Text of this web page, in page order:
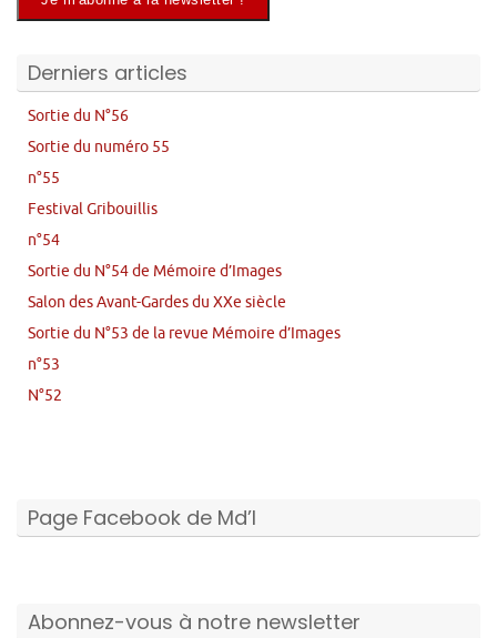
Derniers articles
Sortie du N°56
Sortie du numéro 55
n°55
Festival Gribouillis
n°54
Sortie du N°54 de Mémoire d’Images
Salon des Avant-Gardes du XXe siècle
Sortie du N°53 de la revue Mémoire d’Images
n°53
N°52
Page Facebook de Md’I
Abonnez-vous à notre newsletter